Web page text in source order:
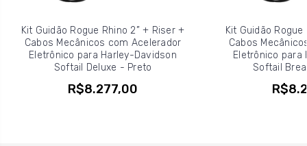
Kit Guidão Rogue Rhino 2” + Riser +
Cabos Mecânicos com Acelerador
Eletrônico para Harley-Davidson
Softail Deluxe - Preto
R$8.277,00
Kit Guidão
Cabos
Eletrônico para
Softail